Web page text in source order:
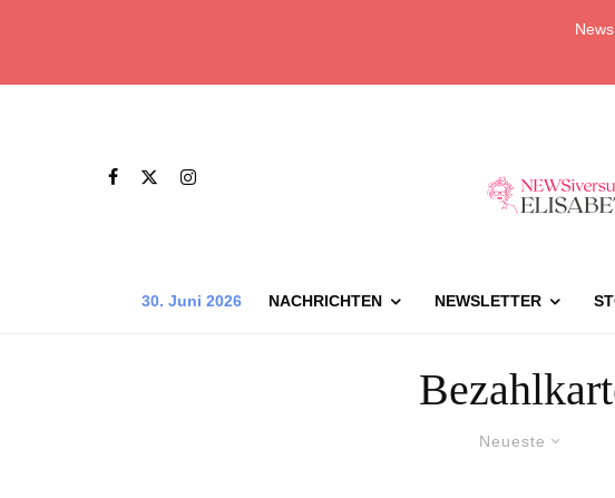
30. Juni 2026 NACHRICHTEN NEWSLETTER
Neueste